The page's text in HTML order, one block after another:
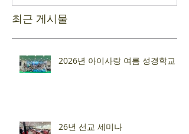
최근 게시물
2026년 아이사랑 여름 성경학교
26년 선교 세미나